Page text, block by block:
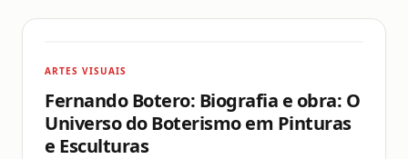
ARTES VISUAIS
Fernando Botero: Biografia e obra: O
Universo do Boterismo em Pinturas
e Esculturas